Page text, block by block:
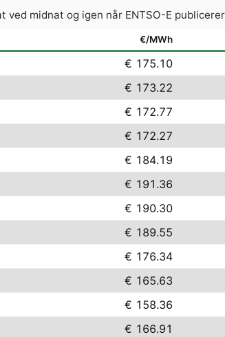
midnat og igen når ENTSO-E
€/MWh
€ 175.10
€ 173.22
€ 172.77
€ 172.27
€ 184.19
€ 191.36
€ 190.30
€ 189.55
€ 176.34
€ 165.63
€ 158.36
€ 166.91